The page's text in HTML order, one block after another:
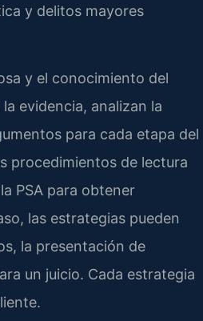
y delitos mayores
y el conocimiento del
evidencia, analizan la
para cada etapa del
procedimientos de lectura
PSA para obtener
las estrategias pueden
la presentación de
un juicio. Cada estrategia